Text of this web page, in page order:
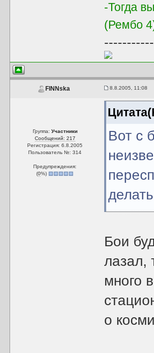
-Тогда
(Рембо
FINNska 8.8.2005, 11:08
Группа: Участники
Сообщений: 217
Регистрация: 6.8.2005
Пользователь №: 314
Предупреждения:
(0%)
Вот с
Бои
лазал,
много
о